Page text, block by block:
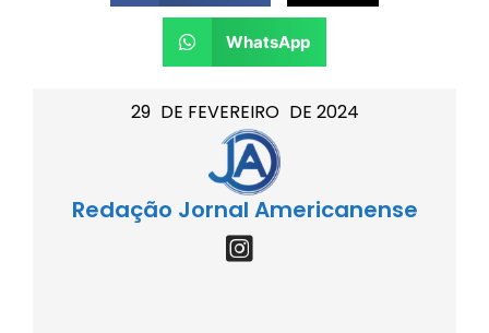
29 DE FEVEREIRO DE 2024
Redação Jornal Americanense
WhatsApp